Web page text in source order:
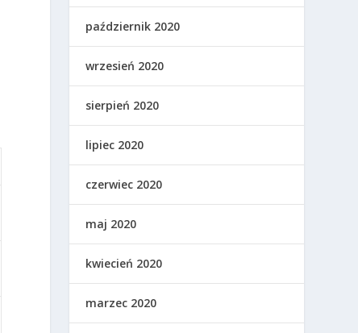
październik 2020
wrzesień 2020
sierpień 2020
lipiec 2020
czerwiec 2020
maj 2020
kwiecień 2020
marzec 2020